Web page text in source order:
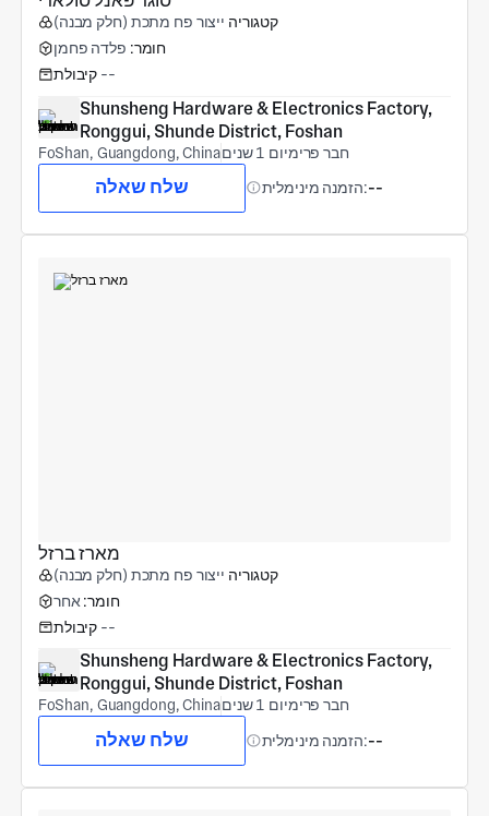
קטגוריה ייצור פח מתכת (חלק מבנה)
חומר: פלדה פחמן
קיבולת --
Shunsheng Hardware & Electronics Factory,
Ronggui, Shunde District, Foshan
FoShan, Guangdong, China חבר פרימיום 1 שנים
שלח שאלה הזמנה מינימלית:--
מארז ברזל
קטגוריה ייצור פח מתכת (חלק מבנה)
חומר: אחר
קיבולת --
Shunsheng Hardware & Electronics Factory,
Ronggui, Shunde District, Foshan
FoShan, Guangdong, China חבר פרימיום 1 שנים
שלח שאלה הזמנה מינימלית:--